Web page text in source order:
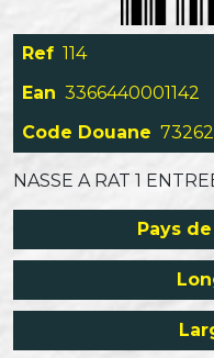
Ref 114
Ean 3366440001142
Code Douane
NASSE A RAT 1
Pays